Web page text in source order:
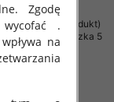
(Włoskie produkt)
Mix Kolor Paczka 5
szt
Zgodę
.
na